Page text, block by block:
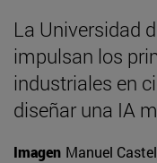
La Universidad
impulsan los
industriales en
diseñar una IA
Imagen Manuel